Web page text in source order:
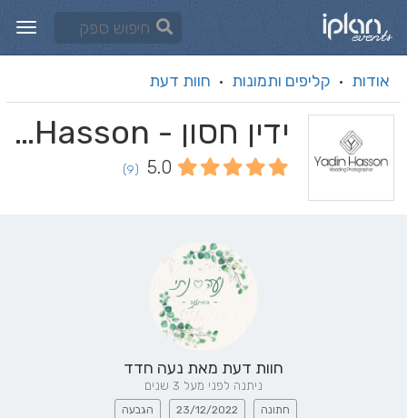
אודות · קליפים ותמונות · חוות דעת
ידין חסון - Yadin Hasson
5.0
(9)
חוות דעת מאת נעה חדד
ניתנה לפני מעל 3 שנים
חתונה 23/12/2022 הגבעה